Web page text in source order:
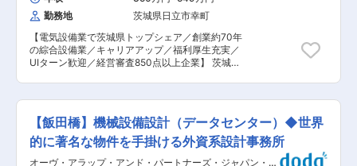
知見を背景に、海外の需要を取り込む事で持続的
な成長を図っています。 ■ホールディングス化：
日本工営グループは、2030年を見据え、「コン
サルティング」、「都市空間」、「エネルギー」
の3事業を基幹事業と位置づけ、さらなる成長を
化及び分社化予定となっており、10月1日以降同
ポジションでご入社の方は日本工営エナジーソリ
酬制度や人事評価制度、働き方にまつわる制度面
は日本工営株式会社時代と変わりませんので、ご
安心を頂けますと幸いです。。 変更の範囲：会社
の定める業務
部下4名（20代後半）のマネジメントおよび現場
指導をお任せします。 ■当社のビジョン： これ
まで多くの皆様に支えられた当社は、2018年6月
に創業67年を迎えました。住宅、ビル、学校、病
院、工場などの電気設備工事を中心に、管工事、
情報通信関連工事、消防施設工事、さらには冷熱
住設機器の設置、また新規事業として新エネルギ
様の多彩なニーズにお応えできるトータルエンジ
ニアリング企業として、より豊かな地域社会の発
展と次世代に素晴らしい未来を残せるよう精進し
てまいります。 ■イガラシ綜業株式会社につい
勤務地
茨城県日立市幸町
【電気設備業で茨城県トップシェア／創業約70年
の綜合設備業／キャリアアップ／福利厚生充実／
UIターン歓迎／経営審査850点以上企業】 茨城県
をお任せします。 ■業務内容： 建造物の給水・
排水設備の設計・施工を現場代理人として業務を
行っていただきます。 ＜具体的な業務内容＞ ・
工程管理、品質管理、原価管理、安全管理などの
現場施工管理 ・発注者や近隣との交渉や調整 ・
【飯田橋】機械設備設計（データセンター）◆世界
的に著名な物件を手掛ける外資系設計事務所
オーヴ・アラップ・アンド・パートナーズ・ジャパン・リ